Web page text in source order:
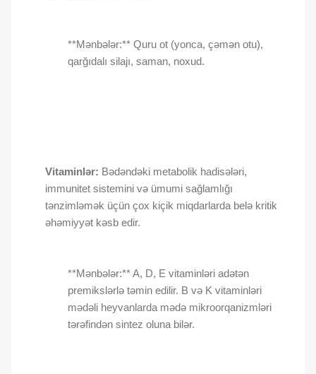
**Mənbələr:** Quru ot (yonca, çəmən otu),
qarğıdalı silajı, saman, noxud.
Vitaminlər: Bədəndəki metabolik hadisələri,
immunitet sistemini və ümumi sağlamlığı
tənzimləmək üçün çox kiçik miqdarlarda belə kritik
əhəmiyyət kəsb edir.
**Mənbələr:** A, D, E vitaminləri adətən
premikslərlə təmin edilir. B və K vitaminləri
mədəli heyvanlarda mədə mikroorqanizmləri
tərəfindən sintez oluna bilər.